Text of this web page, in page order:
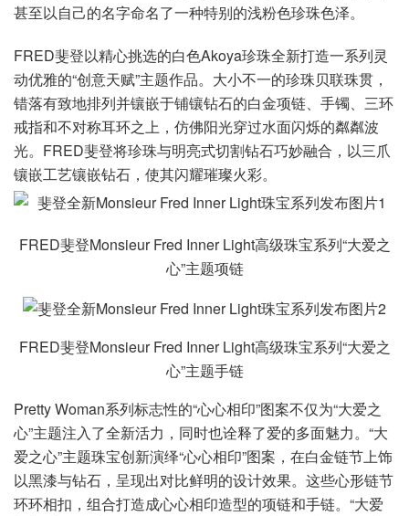
甚至以自己的名字命名了一种特别的浅粉色珍珠色泽。
FRED斐登以精心挑选的白色Akoya珍珠全新打造一系列灵
动优雅的“创意天赋”主题作品。大小不一的珍珠贝联珠贯，
错落有致地排列并镶嵌于铺镶钻石的白金项链、手镯、三环
戒指和不对称耳环之上，仿佛阳光穿过水面闪烁的粼粼波
光。FRED斐登将珍珠与明亮式切割钻石巧妙融合，以三爪
镶嵌工艺镶嵌钻石，使其闪耀璀璨火彩。
FRED斐登Monsieur Fred Inner Light高级珠宝系列“大爱之
心”主题项链
FRED斐登Monsieur Fred Inner Light高级珠宝系列“大爱之
心”主题手链
Pretty Woman系列标志性的“心心相印”图案不仅为“大爱之
心”主题注入了全新活力，同时也诠释了爱的多面魅力。“大
爱之心”主题珠宝创新演绎“心心相印”图案，在白金链节上饰
以黑漆与钻石，呈现出对比鲜明的设计效果。这些心形链节
环环相扣，组合打造成心心相印造型的项链和手链。“大爱